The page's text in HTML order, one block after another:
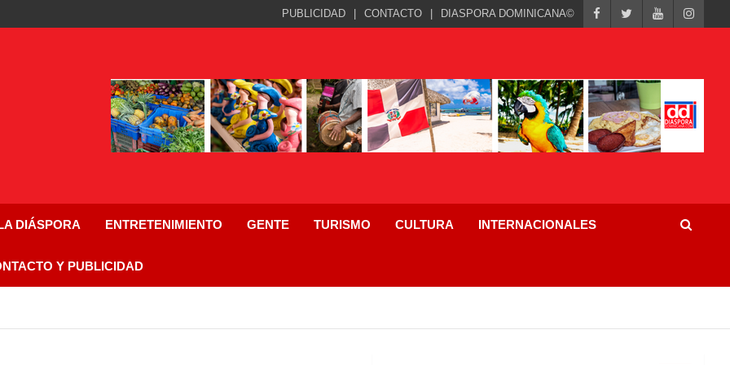
PUBLICIDAD CONTACTO DIASPORA DOMINICANA©
DIÁSPORA ENTRETENIMIENTO GENTE TURISMO CULTURA INTERNACIONALES
Y PUBLICIDAD